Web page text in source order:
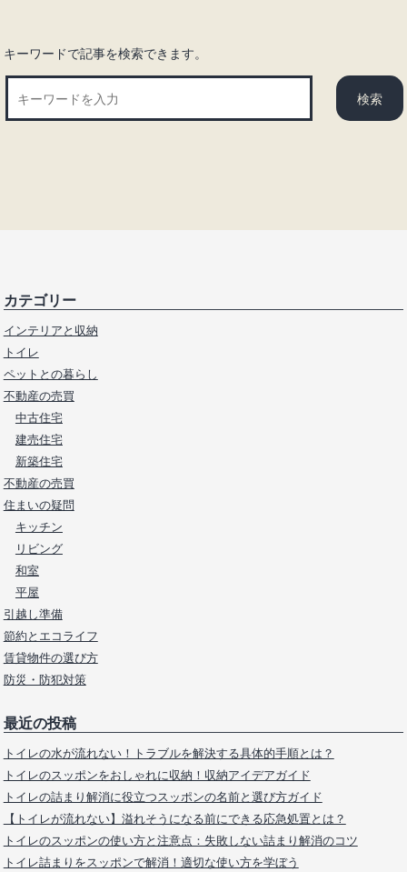
キーワードで記事を検索できます。
カテゴリー
インテリアと収納
トイレ
ペットとの暮らし
不動産の売買
中古住宅
建売住宅
新築住宅
不動産の売買
住まいの疑問
キッチン
リビング
和室
平屋
引越し準備
節約とエコライフ
賃貸物件の選び方
防災・防犯対策
最近の投稿
トイレの水が流れない！トラブルを解決する具体的手順とは？
トイレのスッポンをおしゃれに収納！収納アイデアガイド
トイレの詰まり解消に役立つスッポンの名前と選び方ガイド
【トイレが流れない】溢れそうになる前にできる応急処置とは？
トイレのスッポンの使い方と注意点：失敗しない詰まり解消のコツ
トイレ詰まりをスッポンで解消！適切な使い方を学ぼう